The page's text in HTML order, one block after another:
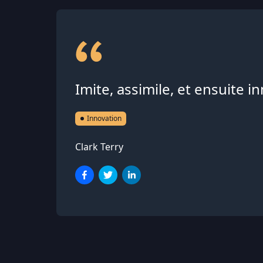
Imite, assimile, et ensuite
Innovation
Clark Terry